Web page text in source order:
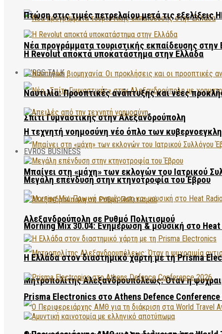
Νέα προγράμματα τουριστικής εκπαίδευσης στην
EVROS TALK
Σπίτι Γυμναστικής στην Αλεξανδρούπολη
Μπαίνει στη «μάχη» των εκλογών του Ιατρικού
Morning Mix 30.04: Ενημέρωση & μουσική στο Heat
Μητροπολίτης Αλεξανδρουπόλεως: Όταν η
Πτώση στις τιμές πετρελαίου μετά τις εξελίξεις
Η Revolut αποκτά υποκατάστημα στην Ελλάδα
Ναυτιλία: Προοπτικές ανάπτυξης και νέες
Η τεχνητή νοημοσύνη νέο όπλο των
EVROS BUSINESS
Μεγάλη επένδυση στην κτηνοτροφία του Έβρου
Αλεξανδρούπολη σε Ρυθμό Πολιτισμού
Η Ελλάδα στον διαστημικό χάρτη με τη Prisma
Prisma Electronics στο Athens Defence Conference